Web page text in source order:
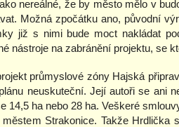
nereálné, že by město mělo v
Možná zpočátku ano, původní
již s nimi bude moct nakládat
nástroje na zabránění projektu, se
průmyslové zóny Hajská
neuskuteční. Její autoři se ani
14,5 ha nebo 28 ha. Veškeré
Strakonice. Takže Hrdlička